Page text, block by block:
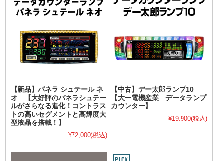
【新品】パネラ シュテール ネ
オ 【大好評のパネラシュテー
ルがさらなる進化！コントラス
トの高いセグメントと高輝度大
型液晶を搭載！】
¥72,000(税込)
【中古】デー太郎ランプ10
【大一電機産業 データランプ
カウンター】
¥19,900(税込)